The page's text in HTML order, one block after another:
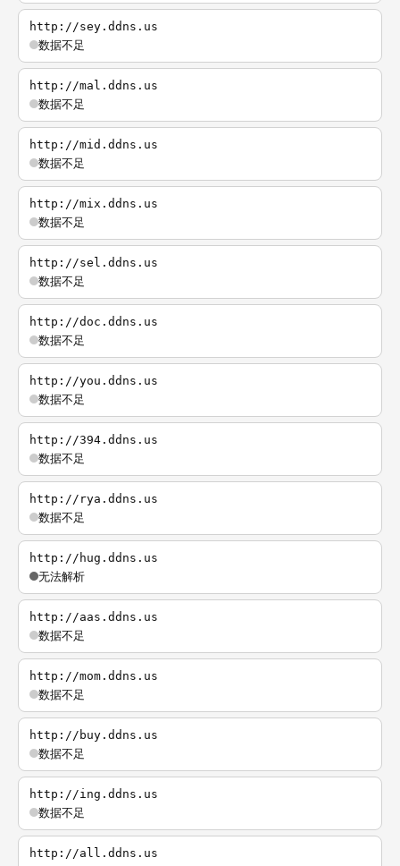
http://sey.ddns.us
数据不足
http://mal.ddns.us
数据不足
http://mid.ddns.us
数据不足
http://mix.ddns.us
数据不足
http://sel.ddns.us
数据不足
http://doc.ddns.us
数据不足
http://you.ddns.us
数据不足
http://394.ddns.us
数据不足
http://rya.ddns.us
数据不足
http://hug.ddns.us
无法解析
http://aas.ddns.us
数据不足
http://mom.ddns.us
数据不足
http://buy.ddns.us
数据不足
http://ing.ddns.us
数据不足
http://all.ddns.us